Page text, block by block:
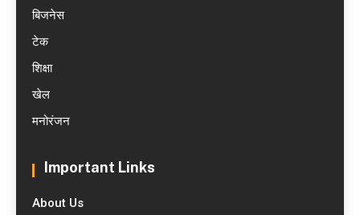
बिजनेस
टेक
शिक्षा
खेल
मनोरंजन
Important Links
About Us